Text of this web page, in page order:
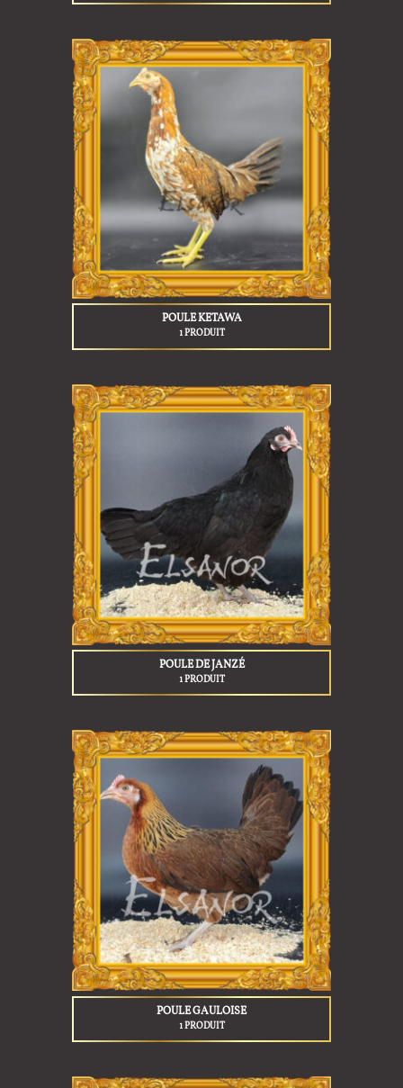
POULE KETAWA
1 PRODUIT
POULE DE JANZÉ
1 PRODUIT
POULE GAULOISE
1 PRODUIT